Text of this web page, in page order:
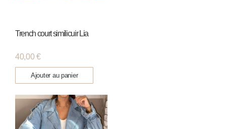
Trench court similicuir Lia
40,00€
Ajouter au panier